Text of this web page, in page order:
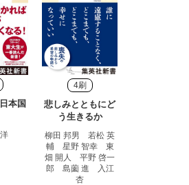
本国
4刷
悲しみとともにど
う生きるか
柳田 邦男 若松 英
輔 星野 智幸 東
畑 開人 平野 啓一
郎 島薗 進 入江
杏